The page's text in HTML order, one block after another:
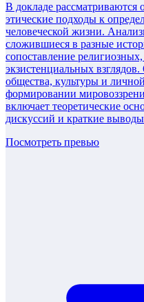
В докладе
этические подходы к
человеческой жизни.
сложившиеся в разные
сопоставление
экзистенциальных
общества, культуры и
формировании
включает теоретические
дискуссий и краткие
Посмотреть превью